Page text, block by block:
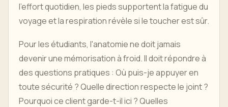
l'effort quotidien, les pieds supportent la fatigue du
voyage et la respiration révèle si le toucher est sûr.
Pour les étudiants, l'anatomie ne doit jamais
devenir une mémorisation à froid. Il doit répondre à
des questions pratiques : Où puis-je appuyer en
toute sécurité ? Quelle direction respecte le joint ?
Pourquoi ce client garde-t-il ici ? Quelles